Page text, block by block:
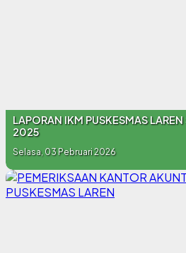
LAPORAN IKM PUSKESMAS LAREN
2025
Selasa, 03 Pebruari 2026